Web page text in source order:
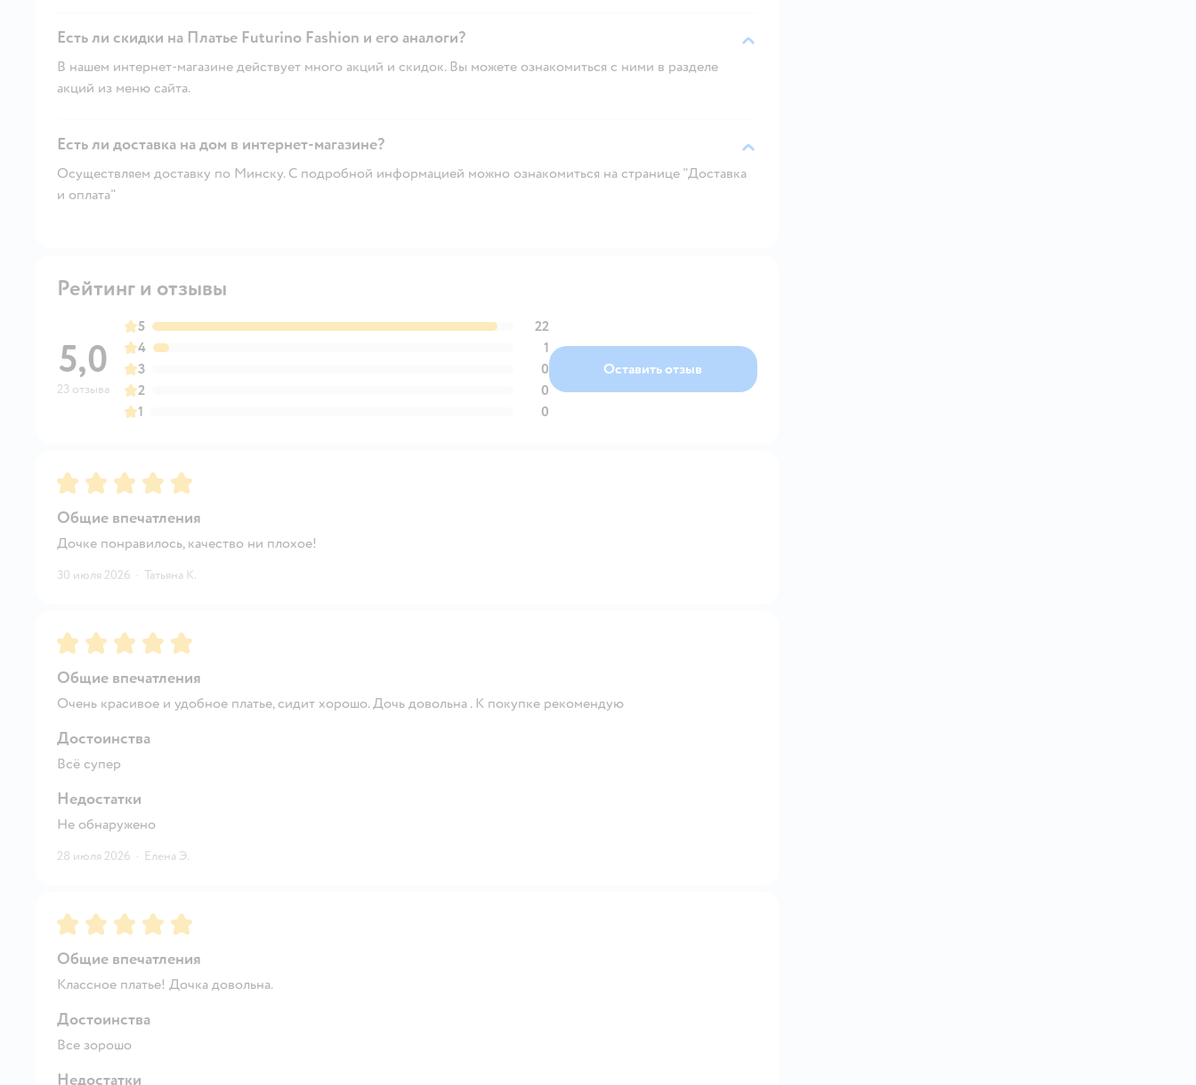
Есть ли скидки на Платье Futurino Fashion и его аналоги?
В нашем интернет-магазине действует много акций и скидок. Вы можете ознакомиться с ними в разделе
акций из меню сайта.
Есть ли доставка на дом в интернет-магазине?
Осуществляем доставку по Минску. С подробной информацией можно ознакомиться на странице "Доставка
и оплата"
Рейтинг и отзывы
5,0
23 отзыва
5
22
4
1
3
0
2
0
1
0
Оставить отзыв
Рейтинг:5
Общие впечатления
Дочке понравилось, качество ни плохое!
30 июля 2026 · Татьяна К.
Рейтинг:5
Общие впечатления
Очень красивое и удобное платье, сидит хорошо. Дочь довольна . К покупке рекомендую
Достоинства
Всё супер
Недостатки
Не обнаружено
28 июля 2026 · Елена Э.
Рейтинг:5
Общие впечатления
Классное платье! Дочка довольна.
Достоинства
Все зорошо
Недостатки